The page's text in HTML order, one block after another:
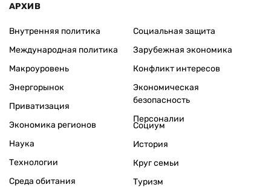
АРХИВ
Внутренняя политика
Международная политика
Макроуровень
Энергорынок
Приватизация
Экономика регионов
Социальная защита
Зарубежная экономика
Конфликт интересов
Экономическая
безопасность
Персоналии
Наука
Технологии
Среда обитания
Социум
История
Круг семьи
Туризм